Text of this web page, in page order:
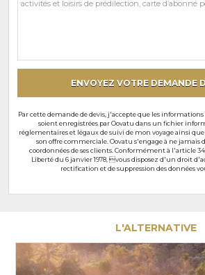
commentaires
ENVOYEZ VOTRE DEMANDE
Par cette demande de devis, j'accepte que les
soient enregistrées par Oovatu dans un fichier
réglementaires et légaux de suivi de mon voyage ainsi
son offre commerciale. Oovatu s'engage à ne jamais
coordonnées de ses clients. Conformément à l'article
Liberté du 6 janvier 1978, vous disposez d'un droit
rectification et de suppression des données
L'ALTERNATIVE